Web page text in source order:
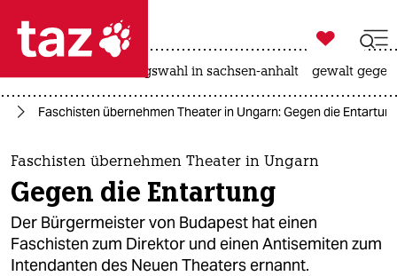
 taz zahl ich
taz zahl ich
themen
politik
öko

taz zahl ich
landtagswahl in sachsen-anhalt gewalt
Faschisten übernehmen Theater in Ungarn: Gegen die
Faschisten übernehmen Theater in Ungarn
Gegen die Entartung
Der Bürgermeister von Budapest hat einen
Faschisten zum Direktor und einen Antisemiten zum
Intendanten des Neuen Theaters ernannt.